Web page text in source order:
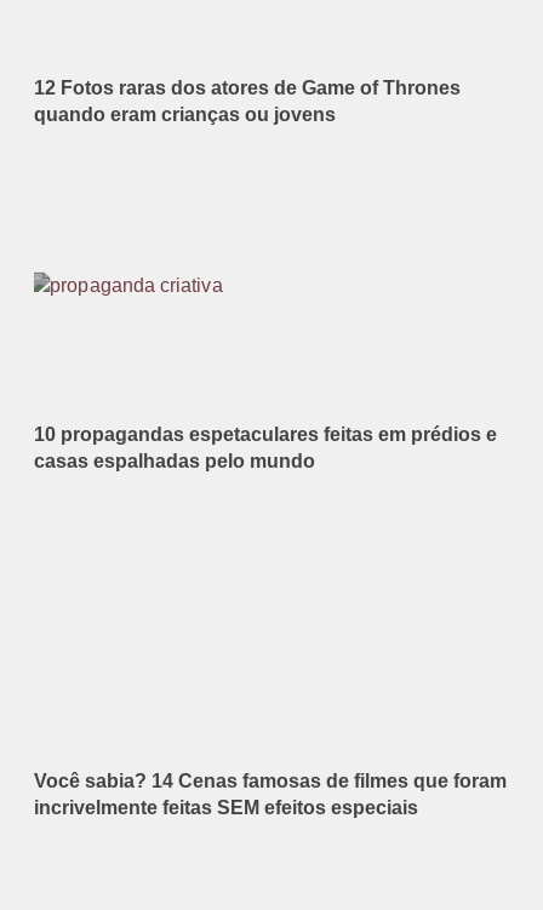
12 Fotos raras dos atores de Game of Thrones
quando eram crianças ou jovens
10 propagandas espetaculares feitas em prédios e
casas espalhadas pelo mundo
Você sabia? 14 Cenas famosas de filmes que foram
incrivelmente feitas SEM efeitos especiais